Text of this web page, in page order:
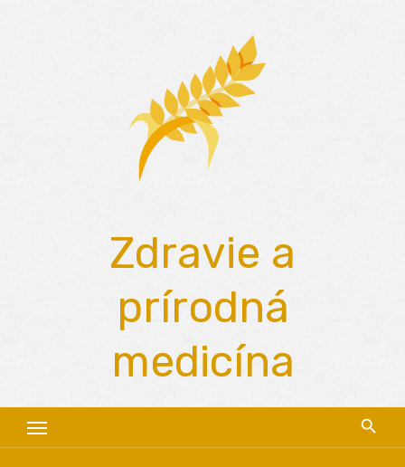
Zdravie a
prírodná
medicína